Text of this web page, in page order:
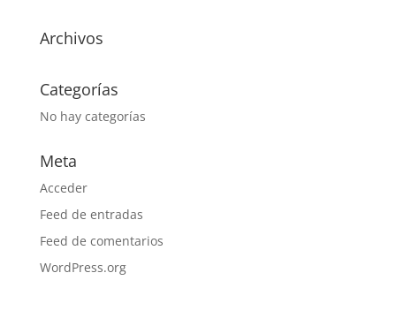
Archivos
Categorías
No hay categorías
Meta
Acceder
Feed de entradas
Feed de comentarios
WordPress.org